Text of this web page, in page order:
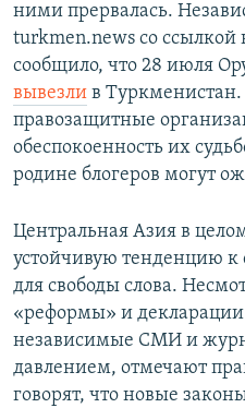
ними прервалась.
turkmen.news со ссылкой
сообщило, что 28 июля
вывезли в
правозащитные
обеспокоенность их
родине блогеров могут
Центральная Азия в
устойчивую тенденцию к
для свободы слова.
«реформы» и
независимые СМИ и
давлением, отмечают
говорят, что новые